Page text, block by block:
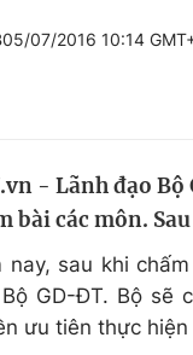
Làm đẹp
05/07/2016 10:14
- Lãnh đạo
bài các môn.
nay, sau khi
GD-ĐT. Bộ sẽ
ưu tiên thực